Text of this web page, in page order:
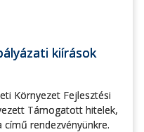
kiírások
Környezet Fejlesztési
Támogatott hitelek,
rendezvényünkre.